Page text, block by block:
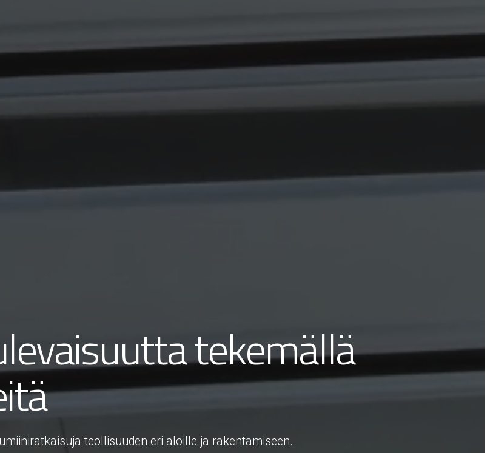
tekemällä
teollisuuden eri aloille ja rakentamiseen.